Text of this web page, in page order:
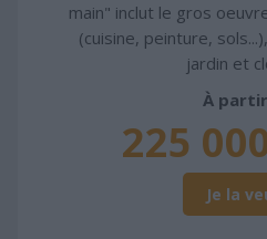
main" inclut le gros
(cuisine, peinture,
jardin et
À
225
Je la